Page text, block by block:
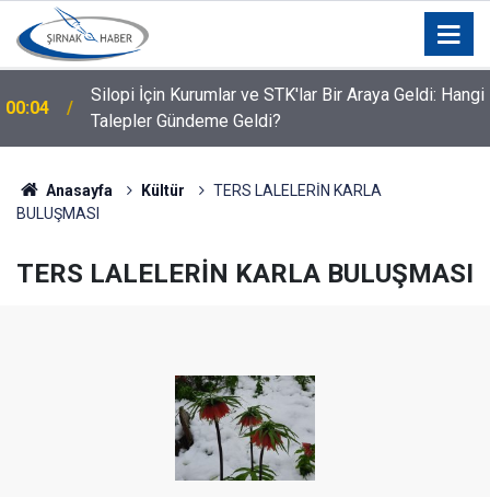
00:04
Silopi İçin Kurumlar ve STK'lar Bir Araya Geldi: Hangi
Talepler Gündeme Geldi?
Anasayfa Kültür
TERS LALELERİN KARLA
BULUŞMASI
TERS LALELERİN KARLA BULUŞMASI